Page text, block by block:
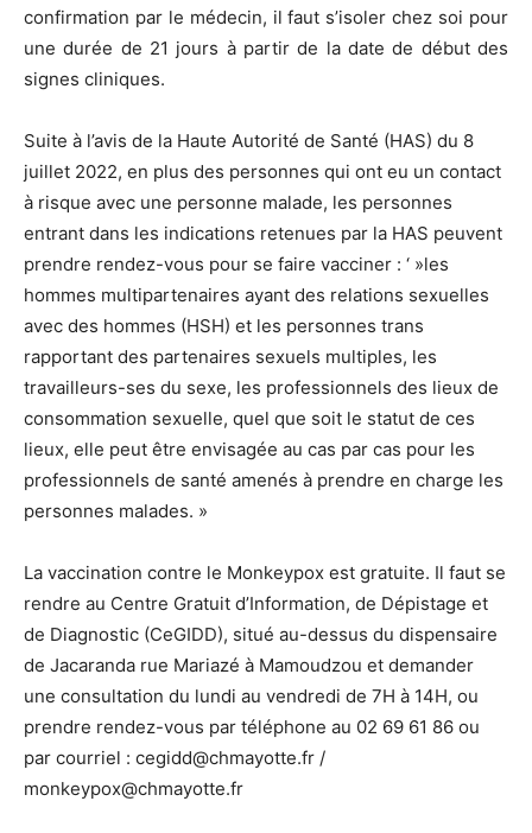
confirmation par le médecin, il faut s’isoler chez soi pour
une durée de 21 jours à partir de la date de début des
signes cliniques.
Suite à l’avis de la Haute Autorité de Santé (HAS) du 8
juillet 2022, en plus des personnes qui ont eu un contact
à risque avec une personne malade, les personnes
entrant dans les indications retenues par la HAS peuvent
prendre rendez-vous pour se faire vacciner : ‘ »les
hommes multipartenaires ayant des relations sexuelles
avec des hommes (HSH) et les personnes trans
rapportant des partenaires sexuels multiples, les
travailleurs-ses du sexe, les professionnels des lieux de
consommation sexuelle, quel que soit le statut de ces
lieux, elle peut être envisagée au cas par cas pour les
professionnels de santé amenés à prendre en charge les
personnes malades. »
La vaccination contre le Monkeypox est gratuite. Il faut se
rendre au Centre Gratuit d’Information, de Dépistage et
de Diagnostic (CeGIDD), situé au-dessus du dispensaire
de Jacaranda rue Mariazé à Mamoudzou et demander
une consultation du lundi au vendredi de 7H à 14H, ou
prendre rendez-vous par téléphone au 02 69 61 86 ou
par courriel : cegidd@chmayotte.fr /
monkeypox@chmayotte.fr